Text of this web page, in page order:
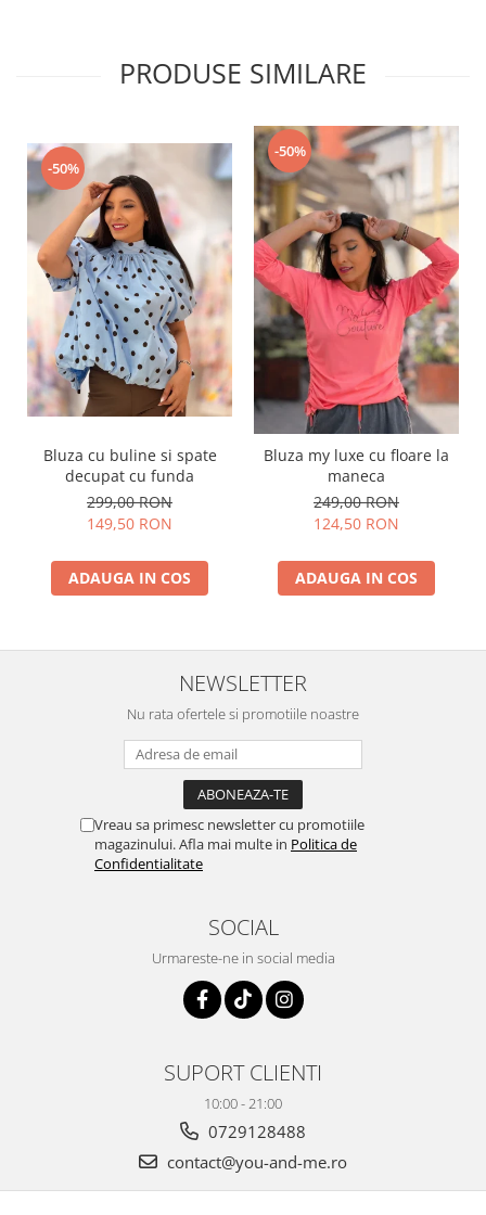
PRODUSE SIMILARE
-50%
Bluza cu buline si spate
decupat cu funda
299,00 RON
149,50 RON
ADAUGA IN COS
-50%
Bluza my luxe cu floare la
maneca
249,00 RON
124,50 RON
ADAUGA IN COS
NEWSLETTER
Nu rata ofertele si promotiile noastre
Vreau sa primesc newsletter cu promotiile
magazinului. Afla mai multe in Politica de
Confidentialitate
SOCIAL
Urmareste-ne in social media
SUPORT CLIENTI
10:00 - 21:00
0729128488
contact@you-and-me.ro